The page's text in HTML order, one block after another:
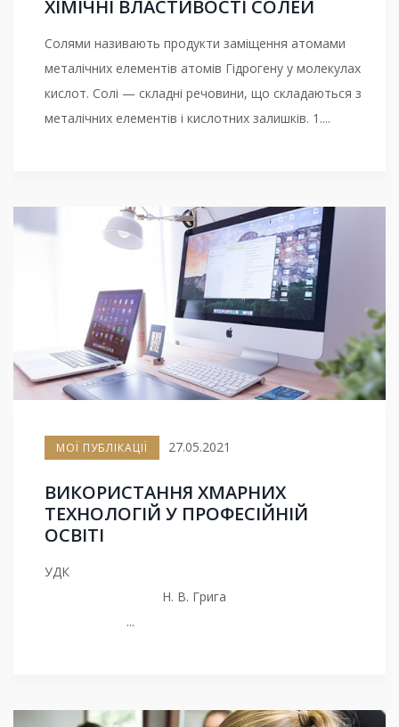
ХІМІЧНІ ВЛАСТИВОСТІ СОЛЕЙ
Солями називають продукти заміщення атомами
металічних елементів атомів Гідрогену у молекулах
кислот. Солі — складні речовини, що складаються з
металічних елементів і кислотних залишків. 1....
МОЇ ПУБЛІКАЦІЇ 27.05.2021
ВИКОРИСТАННЯ ХМАРНИХ
ТЕХНОЛОГІЙ У ПРОФЕСІЙНІЙ
ОСВІТІ
УДК
Н. В. Грига
...